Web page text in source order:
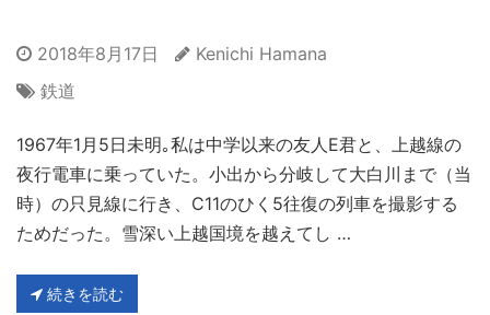
2018年8月17日
Kenichi Hamana
鉄道
1967年1月5日未明｡私は中学以来の友人E君と、上越線の
夜行電車に乗っていた。小出から分岐して大白川まで（当
時）の只見線に行き、C11のひく5往復の列車を撮影する
ためだった。雪深い上越国境を越えてし …
続きを読む